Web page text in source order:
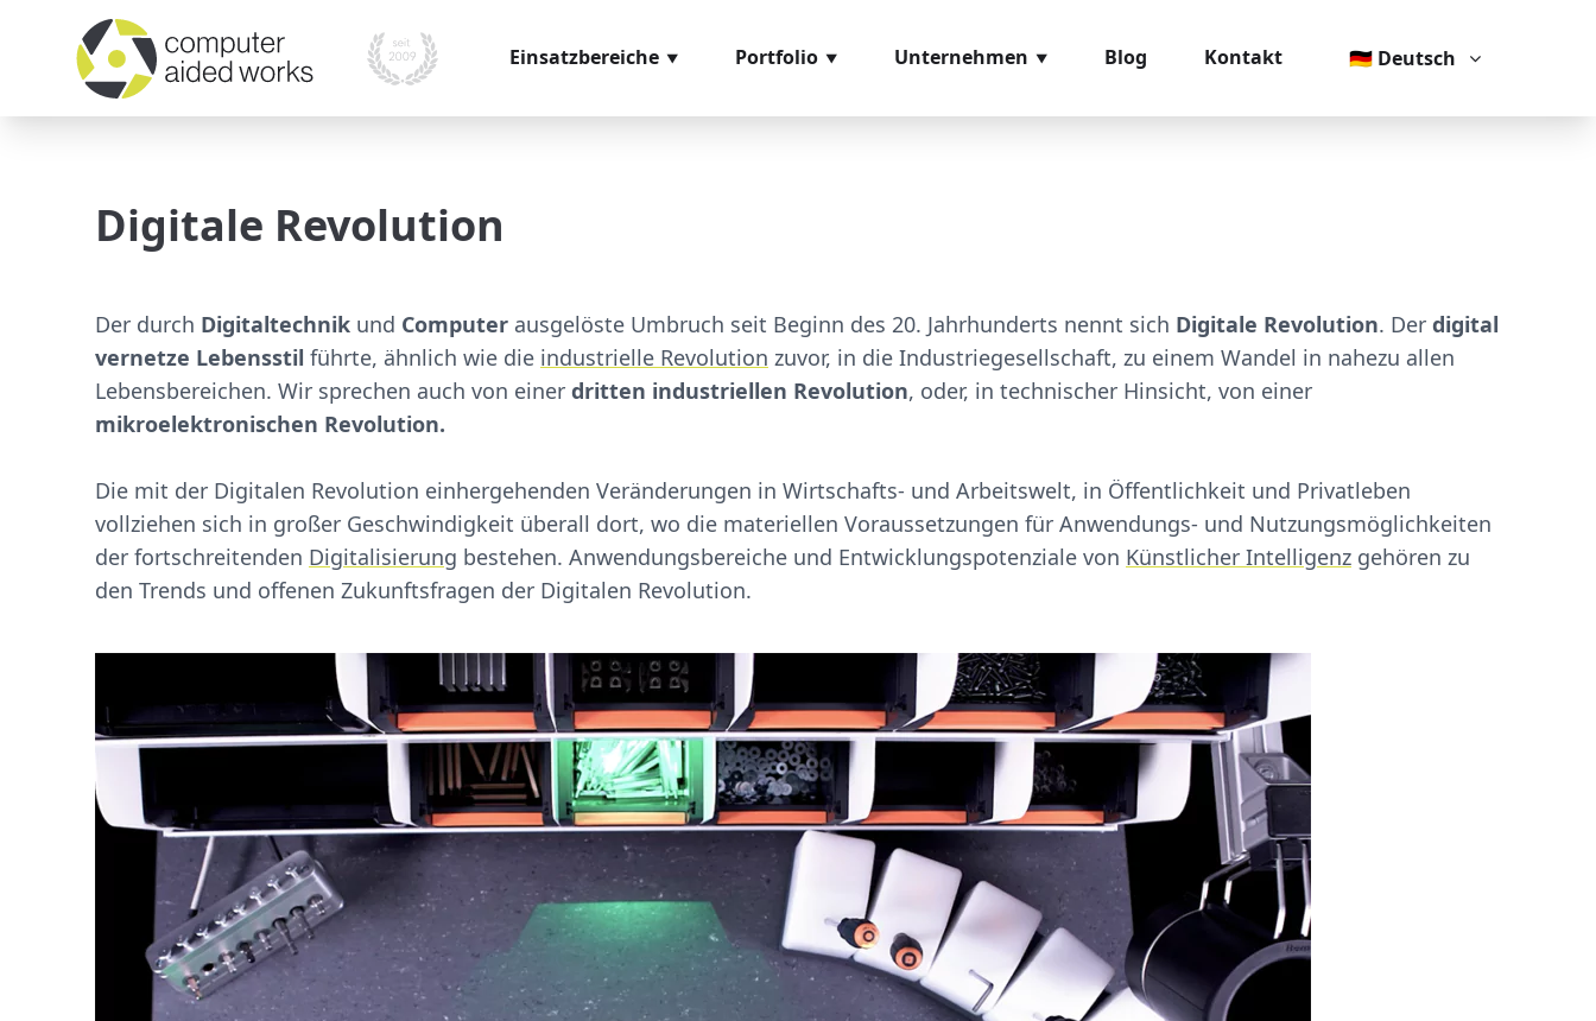
Einsatzbereiche
Prozessmanagement
Mess- und Prüfsysteme
Versand
Portfolio Unternehmen Blog Kontakt 🇩🇪 Deutsch
Digitale Revolution
Der durch Digitaltechnik und Computer ausgelöste Umbruch seit Beginn des 20. Jahrhunderts nennt sich Digitale Revolution. Der digital
vernetze Lebensstil führte, ähnlich wie die industrielle Revolution zuvor, in die Industriegesellschaft, zu einem Wandel in nahezu allen
Lebensbereichen. Wir sprechen auch von einer dritten industriellen Revolution, oder, in technischer Hinsicht, von einer
mikroelektronischen Revolution.
Die mit der Digitalen Revolution einhergehenden Veränderungen in Wirtschafts- und Arbeitswelt, in Öffentlichkeit und Privatleben
vollziehen sich in großer Geschwindigkeit überall dort, wo die materiellen Voraussetzungen für Anwendungs- und Nutzungsmöglichkeiten
der fortschreitenden Digitalisierung bestehen. Anwendungsbereiche und Entwicklungspotenziale von Künstlicher Intelligenz gehören zu
den Trends und offenen Zukunftsfragen der Digitalen Revolution.